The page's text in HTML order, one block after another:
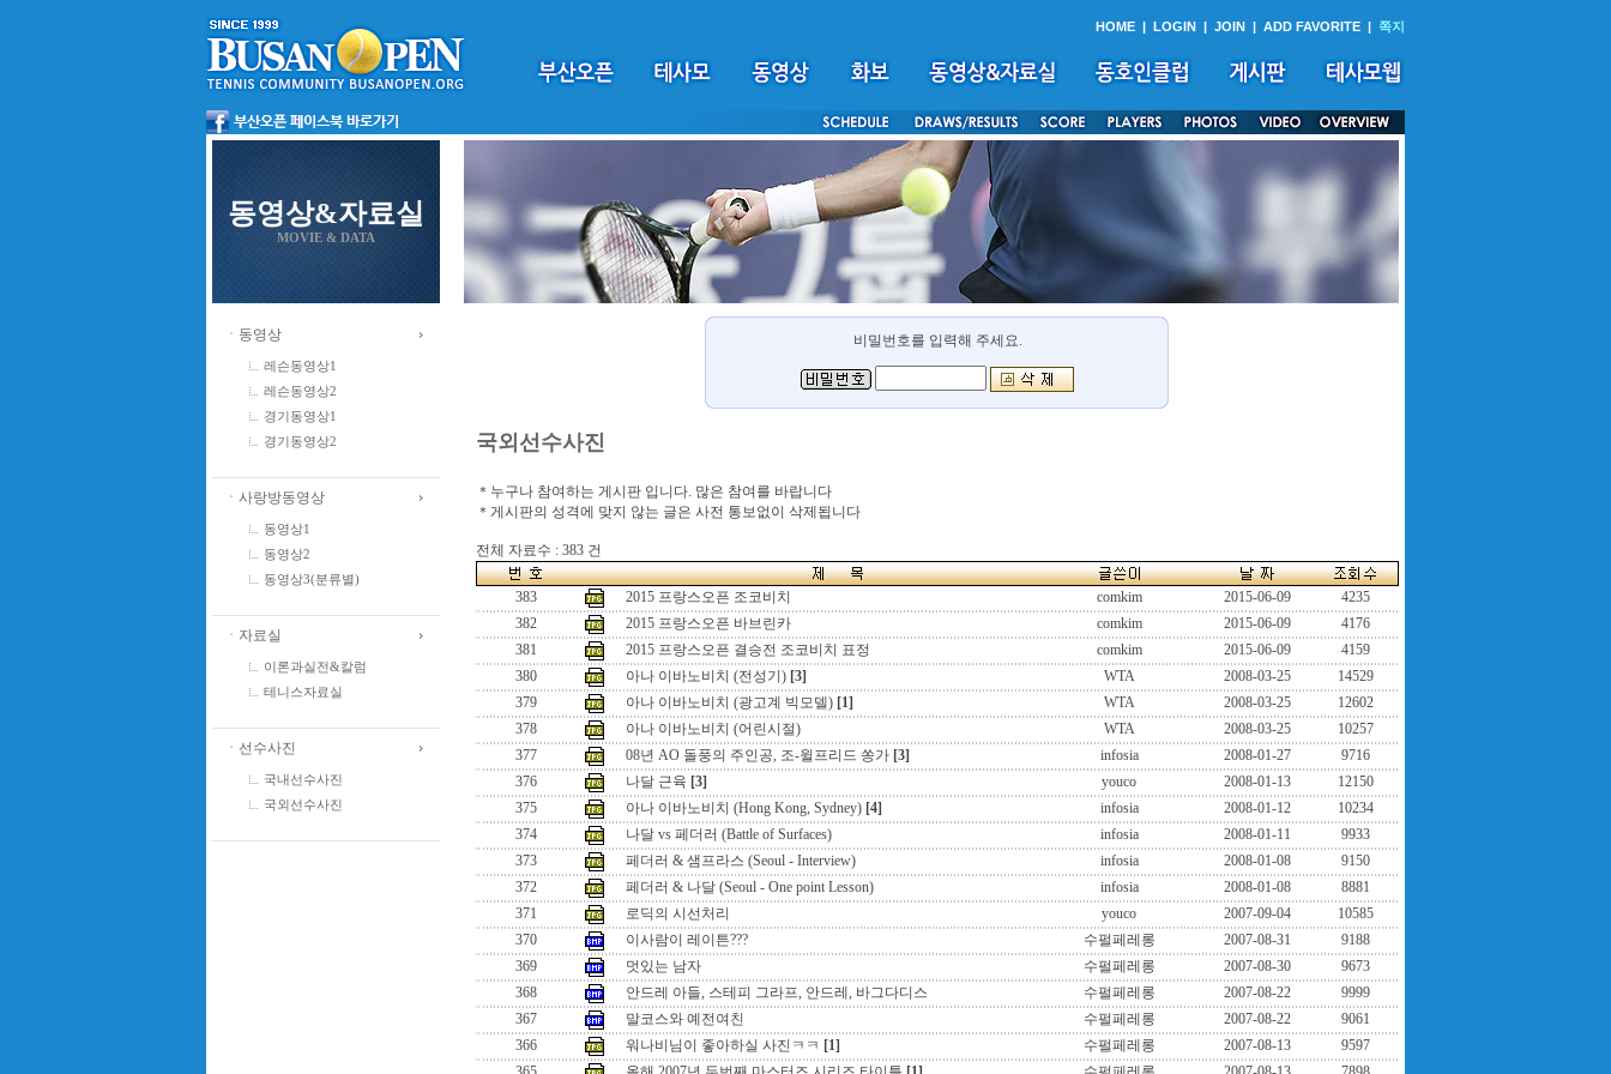
HOME | LOGIN | JOIN | ADD FAVORITE | 쪽지
동영상&자료실
MOVIE & DATA
ㆍ동영상
레슨동영상1
레슨동영상2
경기동영상1
경기동영상2
ㆍ사랑방동영상
동영상1
동영상2
동영상3(분류별)
ㆍ자료실
이론과실전&칼럼
테니스자료실
ㆍ선수사진
국내선수사진
국외선수사진
비밀번호를 입력해 주세요.
국외선수사진
＊누구나 참여하는 게시판 입니다. 많은 참여를 바랍니다
＊게시판의 성격에 맞지 않는 글은 사전 통보없이 삭제됩니다
전체 자료수 : 383 건
383 2015 프랑스오픈 조코비치 comkim 2015-06-09
4235
382
2015 프랑스오픈 바브린카 comkim 2015-06-09
4176
381
2015 프랑스오픈 결승전 조코비치 표정 comkim 2015-06-09
4159
380
아나 이바노비치 (전성기) [3] WTA 2008-03-25
14529
379
아나 이바노비치 (광고계 빅모델) [1] WTA 2008-03-25
12602
378
아나 이바노비치 (어린시절) WTA 2008-03-25
10257
377
08년 AO 돌풍의 주인공, 조-윌프리드 쏭가 [3] infosia 2008-01-27
9716
376
나달 근육 [3] youco 2008-01-13
12150
375
아나 이바노비치 (Hong Kong, Sydney) [4] infosia 2008-01-12
10234
374
나달 vs 페더러 (Battle of Surfaces) infosia 2008-01-11
9933
373
페더러 & 샘프라스 (Seoul - Interview) infosia 2008-01-08
9150
372
페더러 & 나달 (Seoul - One point Lesson) infosia 2008-01-08
8881
371
로딕의 시선처리 youco 2007-09-04
10585
370
이사람이 레이튼??? 수펄페레롱 2007-08-31
9188
369
멋있는 남자 수펄페레롱 2007-08-30
9673
368
안드레 아들, 스테피 그라프, 안드레, 바그다디스 수펄페레롱 2007-08-22
9999
367
말코스와 예전여친 수펄페레롱 2007-08-22
9061
366
워나비님이 좋아하실 사진ㅋㅋ [1] 수펄페레롱 2007-08-13
9597